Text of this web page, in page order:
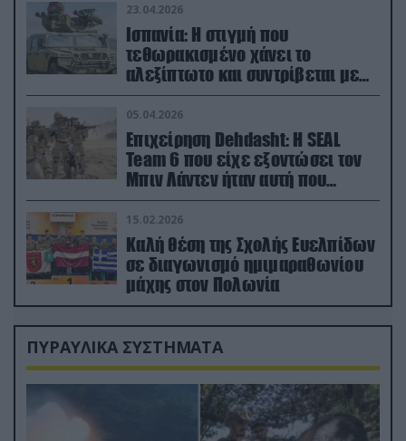
23.04.2026
Ισπανία: Η στιγμή που
τεθωρακισμένο χάνει το
αλεξίπτωτο και συντρίβεται με
ορμή στο έδαφος (βίντεο)
05.04.2026
Επιχείρηση Dehdasht: Η SEAL
Team 6 που είχε εξοντώσει τον
Μπιν Λάντεν ήταν αυτή που
διέσωσε τον πιλότο του F-15
15.02.2026
Καλή θέση της Σχολής Ευελπίδων
σε διαγωνισμό ημιμαραθωνίου
μάχης στον Πολωνία
ΠΥΡΑΥΛΙΚΑ ΣΥΣΤΗΜΑΤΑ